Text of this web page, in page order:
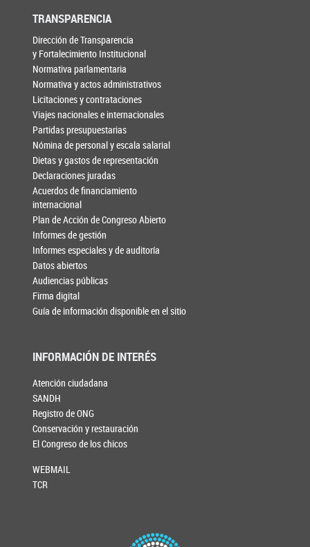
TRANSPARENCIA
Dirección de Transparencia
y Fortalecimiento Institucional
Normativa parlamentaria
Normativa y actos administrativos
Licitaciones y contrataciones
Viajes nacionales e internacionales
Partidas presupuestarias
Nómina de personal y escala salarial
Dietas y gastos de representación
Declaraciones juradas
Acuerdos de financiamiento
internacional
Plan de Acción de Congreso Abierto
Informes de gestión
Informes especiales y de auditoría
Datos abiertos
Audiencias públicas
Firma digital
Guía de información disponible en el sitio
INFORMACIÓN DE INTERÉS
Atención ciudadana
SANDH
Registro de ONG
Conservación y restauración
El Congreso de los chicos
WEBMAIL
TCR